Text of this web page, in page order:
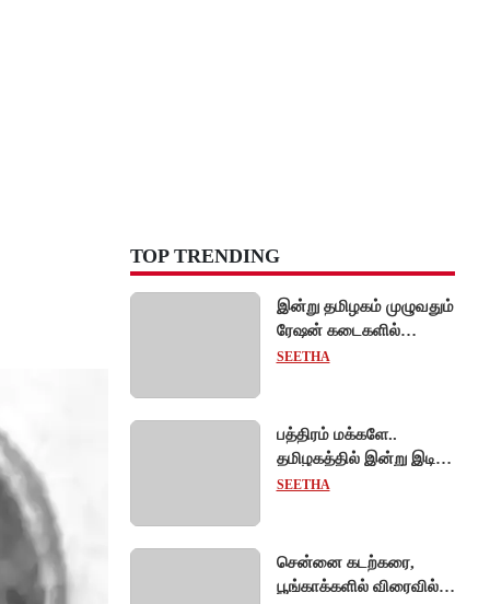
TOP TRENDING
இன்று தமிழகம் முழுவதும்
ரேஷன் கடைகளில்
கைவிரல் ரேகை பதிவு
SEETHA
பத்திரம் மக்களே..
தமிழகத்தில் இன்று இடி,
மின்னலுடன் மழைக்கு
SEETHA
சென்னை கடற்கரை,
பூங்காக்களில் விரைவில்